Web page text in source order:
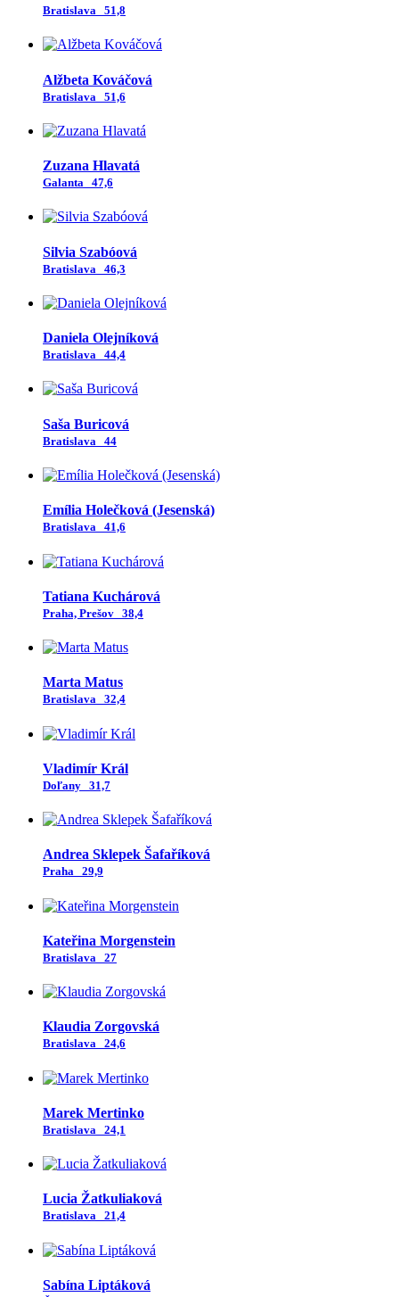
Bratislava 51,8
Alžbeta Kováčová
Bratislava 51,6
Zuzana Hlavatá
Galanta 47,6
Silvia Szabóová
Bratislava 46,3
Daniela Olejníková
Bratislava 44,4
Saša Buricová
Bratislava 44
Emília Holečková (Jesenská)
Bratislava 41,6
Tatiana Kuchárová
Praha, Prešov 38,4
Marta Matus
Bratislava 32,4
Vladimír Král
Doľany 31,7
Andrea Sklepek Šafaříková
Praha 29,9
Kateřina Morgenstein
Bratislava 27
Klaudia Zorgovská
Bratislava 24,6
Marek Mertinko
Bratislava 24,1
Lucia Žatkuliaková
Bratislava 21,4
Sabína Liptáková